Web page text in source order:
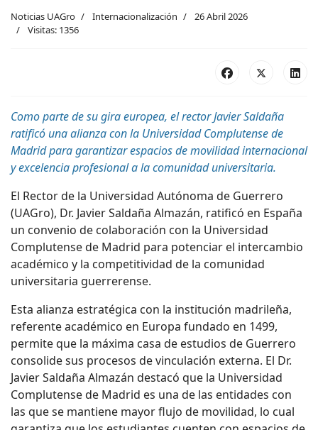
Noticias UAGro Internacionalización
26 Abril 2026
Visitas: 1356
Como parte de su gira europea, el rector Javier Saldaña
ratificó una alianza con la Universidad Complutense de
Madrid para garantizar espacios de movilidad internacional
y excelencia profesional a la comunidad universitaria.
El Rector de la Universidad Autónoma de Guerrero
(UAGro), Dr. Javier Saldaña Almazán, ratificó en España
un convenio de colaboración con la Universidad
Complutense de Madrid para potenciar el intercambio
académico y la competitividad de la comunidad
universitaria guerrerense.
Esta alianza estratégica con la institución madrileña,
referente académico en Europa fundado en 1499,
permite que la máxima casa de estudios de Guerrero
consolide sus procesos de vinculación externa. El Dr.
Javier Saldaña Almazán destacó que la Universidad
Complutense de Madrid es una de las entidades con
las que se mantiene mayor flujo de movilidad, lo cual